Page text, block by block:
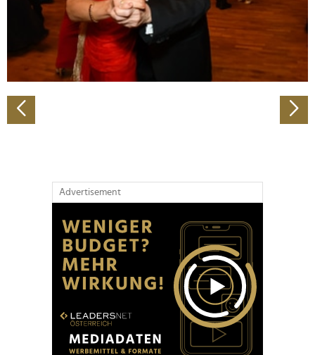
Wir verwenden Cookies, um Inhalte und Anzeigen zu
personalisieren, Funktionen für soziale Medien anbieten
zu können und die Zugriffe auf unsere Website zu
analysieren. Außerdem geben wir Informationen zu Ihrer
Verwendung unserer Website an unsere Partner für
soziale Medien, Werbung und Analysen weiter. Unsere
Partner führen diese Informationen möglicherweise mit
Advertisement